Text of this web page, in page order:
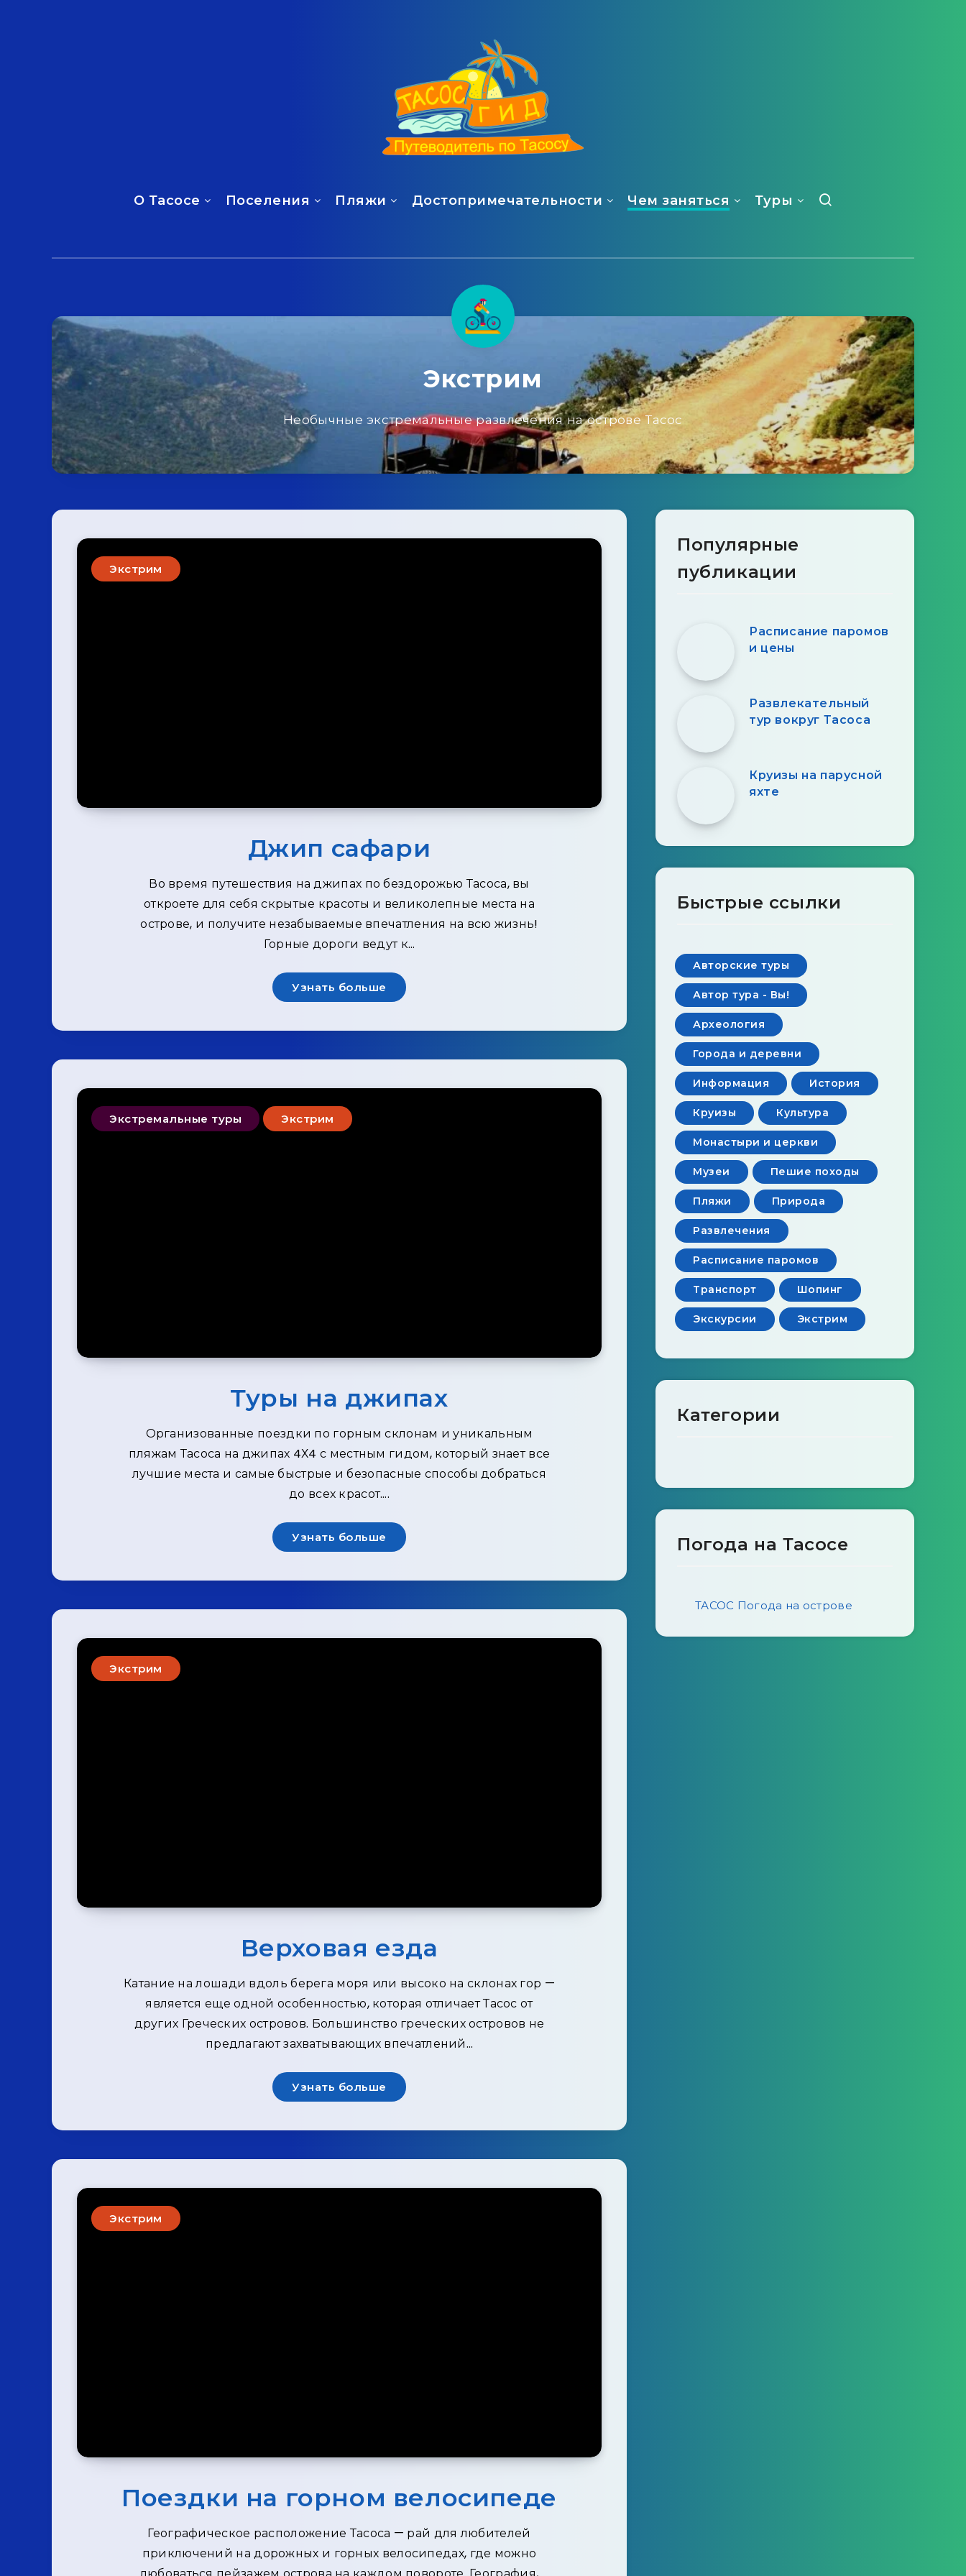
О Тасосе Поселения Пляжи Достопримечательности Чем заняться Туры
Экстрим
Необычные экстремальные развлечения на острове Тасос
Экстрим
Джип сафари
Во время путешествия на джипах по бездорожью Тасоса, вы
откроете для себя скрытые красоты и великолепные места на
острове, и получите незабываемые впечатления на всю жизнь!
Горные дороги ведут к…
Узнать больше
Экстремальные туры Экстрим
Туры на джипах
Организованные поездки по горным склонам и уникальным
пляжам Тасоса на джипах 4Х4 с местным гидом, который знает все
лучшие места и самые быстрые и безопасные способы добраться
до всех красот….
Узнать больше
Экстрим
Верховая езда
Катание на лошади вдоль берега моря или высоко на склонах гор —
является еще одной особенностью, которая отличает Тасос от
других Греческих островов. Большинство греческих островов не
предлагают захватывающих впечатлений…
Узнать больше
Экстрим
Поездки на горном велосипеде
Географическое расположение Тасоса — рай для любителей
приключений на дорожных и горных велосипедах, где можно
Популярные
публикации
Расписание паромов
и цены
Развлекательный
тур вокруг Тасоса
Круизы на парусной
яхте
Быстрые ссылки
Авторские туры
Автор тура - Вы!
Археология
Города и деревни
Информация История
Круизы Культура
Монастыри и церкви
Музеи Пешие походы
Пляжи Природа
Развлечения
Расписание паромов
Транспорт Шопинг
Экскурсии Экстрим
Категории
Погода на Тасосе
ТАСОС Погода на острове